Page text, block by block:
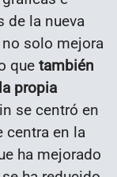
de la nueva
solo mejora
que también
propia
se centró en
centra en la
ha mejorado